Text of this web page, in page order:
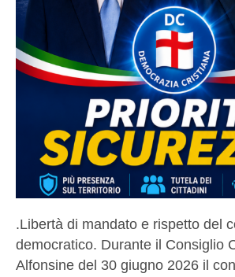
.Libertà di mandato e rispetto del
democratico. Durante il Consiglio
Alfonsine del 30 giugno 2026 il